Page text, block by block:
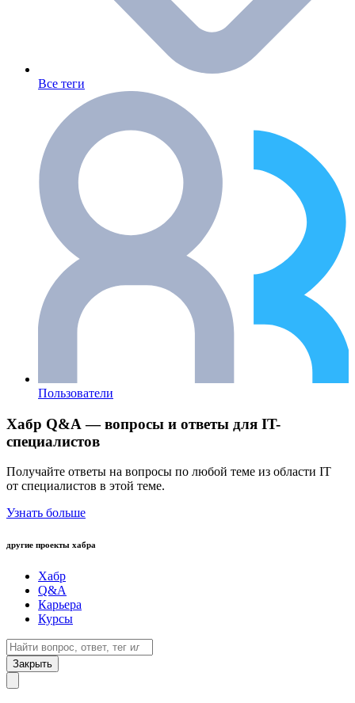
Все теги
Пользователи
Хабр Q&A — вопросы и ответы для IT-
специалистов
Получайте ответы на вопросы по любой теме из области IT
от специалистов в этой теме.
Узнать больше
другие проекты хабра
Хабр
Q&A
Карьера
Курсы
Закрыть